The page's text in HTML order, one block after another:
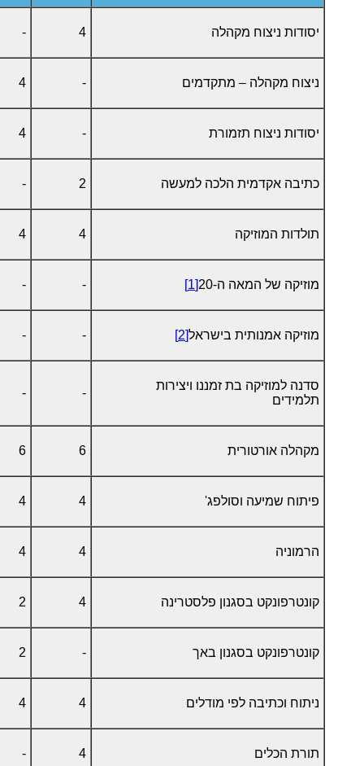
יסודות ניצוח מקהלה 4
-
ניצוח מקהלה – מתקדמים -
4
יסודות ניצוח תזמורת -
4
כתיבה אקדמית הלכה למעשה 2
-
תולדות המוזיקה 4
4
מוזיקה של המאה ה-20 [1]
-
-
מוזיקה אמנותית בישראל[2]
-
-
סדנה למוזיקה בת זמננו ויצירות
תלמידים
-
-
מקהלה אורטורית 6
6
פיתוח שמיעה וסולפג' 4
4
הרמוניה 4
4
קונטרפונקט בסגנון פלסטרינה 4
2
קונטרפונקט בסגנון באך -
2
ניתוח וכתיבה לפי מודלים 4
4
תורת הכלים 4
-